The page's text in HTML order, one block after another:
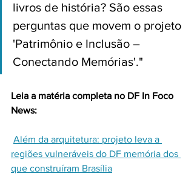
livros de história? São essas
perguntas que movem o projeto
'Patrimônio e Inclusão –
Conectando Memórias'."
Leia a matéria completa no DF In Foco
News:
Além da arquitetura: projeto leva a
regiões vulneráveis do DF memória dos
que construíram Brasília